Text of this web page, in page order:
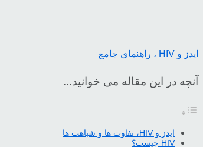
ایدز و HIV ، راهنمای جامع
آنچه در این مقاله می خوانید...
ایدز و HIV، تفاوت ها و شباهت ها
HIV چیست؟